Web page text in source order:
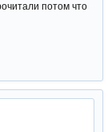
потом что